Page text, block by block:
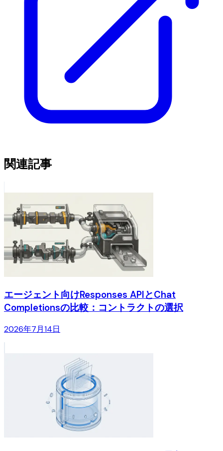
関連記事
エージェント向けResponses APIとChat
Completionsの比較：コントラクトの選択
2026年7月14日